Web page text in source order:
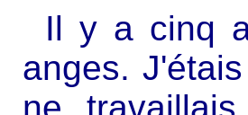
Il y a cinq
anges.